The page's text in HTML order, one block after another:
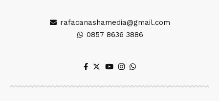
rafacanashamedia@gmail.com
0857 8636 3886